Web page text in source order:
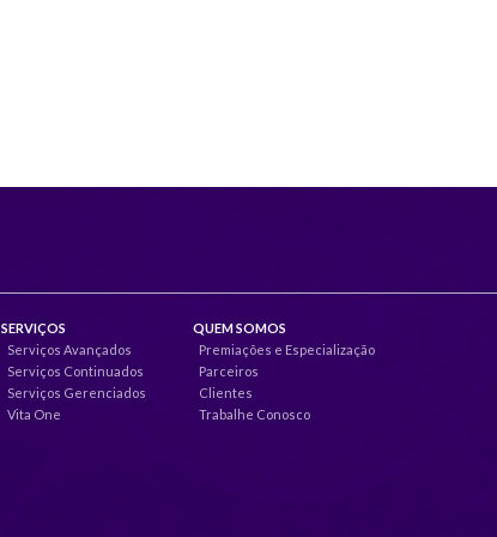
SERVIÇOS
Serviços Avançados
Serviços Continuados
Serviços Gerenciados
Vita One
QUEM SOMOS
Premiações e Especialização
Parceiros
Clientes
Trabalhe Conosco